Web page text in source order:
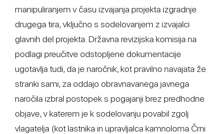
manipuliranjem v času izvajanja projekta izgradnje
drugega tira, vključno s sodelovanjem z izvajalci
glavnih del projekta. Državna revizijska komisija na
podlagi preučitve odstopljene dokumentacije
ugotavlja tudi, da je naročnik, kot pravilno navajata že
stranki sami, za oddajo obravnavanega javnega
naročila izbral postopek s pogajanji brez predhodne
objave, v katerem je k sodelovanju povabil zgolj
vlagatelja (kot lastnika in upravljalca kamnoloma Črni